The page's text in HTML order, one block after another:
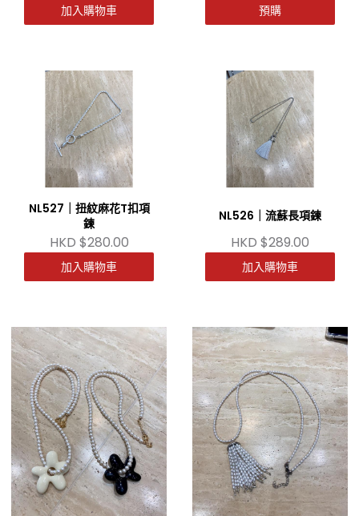
加入購物車 預購
NL527｜扭紋麻花T扣項
鍊
HKD $280.00
加入購物車
NL526｜流蘇長項鍊
HKD $289.00
加入購物車